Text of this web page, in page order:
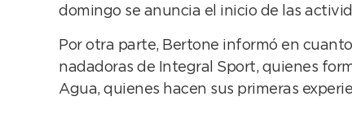
domingo se anuncia el inicio de las
Por otra parte, Bertone informó en
nadadoras de Integral Sport, quienes
Agua, quienes hacen sus primeras